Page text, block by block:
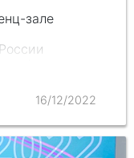
зале
16/12/2022